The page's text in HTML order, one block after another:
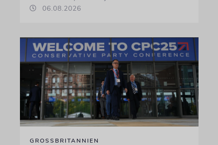
06.08.2026
GROSSBRITANNIEN